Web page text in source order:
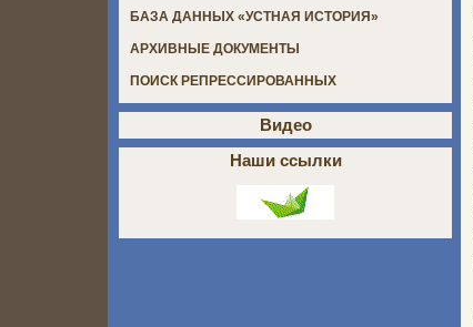
БАЗА ДАННЫХ «УСТНАЯ ИСТОРИЯ»
АРХИВНЫЕ ДОКУМЕНТЫ
ПОИСК РЕПРЕССИРОВАННЫХ
Видео
Наши ссылки